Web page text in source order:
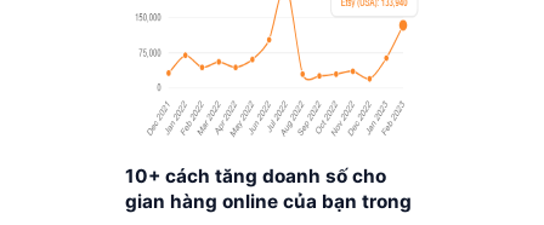
10+ cách tăng doanh số cho
gian hàng online của bạn trong